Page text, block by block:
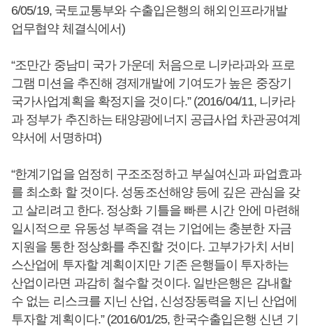
6/05/19, 국토교통부와 수출입은행의 해외인프라개발
업무협약 체결식에서)
“조만간 중남미 국가 가운데 처음으로 니카라과와 프로
그램 미션을 추진해 경제개발에 기여도가 높은 중장기
국가사업계획을 확정지을 것이다.” (2016/04/11, 니카라
과 정부가 추진하는 태양광에너지 공급사업 차관공여계
약서에 서명하며)
“한계기업을 엄정히 구조조정하고 부실여신과 파업효과
를 최소화 할 것이다. 성동조선해양 등에 깊은 관심을 갖
고 살리려고 한다. 정상화 기틀을 빠른 시간 안에 마련해
일시적으로 유동성 부족을 겪는 기업에는 충분한 자금
지원을 통한 정상화를 추진할 것이다. 고부가가치 서비
스산업에 투자할 계획이지만 기존 은행들이 투자하는
산업이라면 과감히 철수할 것이다. 일반은행은 감내할
수 없는 리스크를 지닌 산업, 신성장동력을 지닌 산업에
투자할 계획이다.” (2016/01/25, 한국수출입은행 신년 기